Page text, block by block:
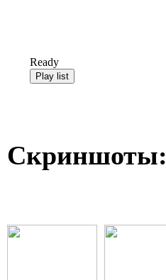
Ready
Скриншоты: